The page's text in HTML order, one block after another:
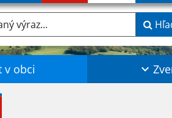
výraz...
v obci